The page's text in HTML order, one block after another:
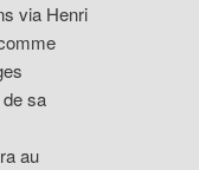
via Henri
sa
au